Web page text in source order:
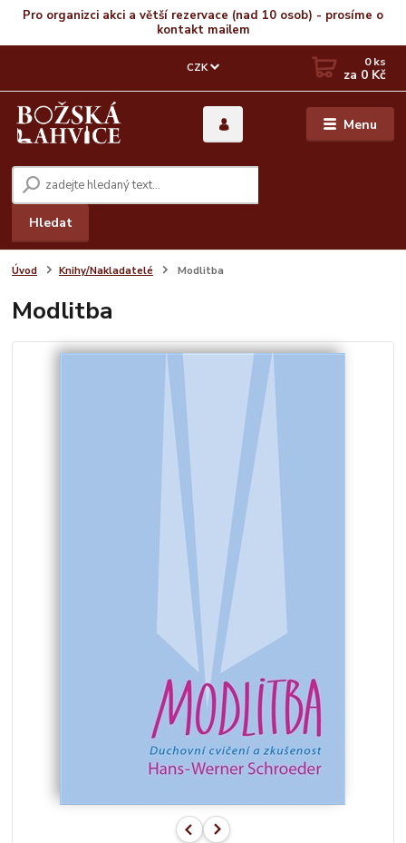
Pro organizci akci a větší rezervace (nad 10 osob) - prosíme o
kontakt mailem
Menu
CZK
Hledat
0ks
za 0 Kč
Úvod Knihy/Nakladatelé Modlitba
Modlitba